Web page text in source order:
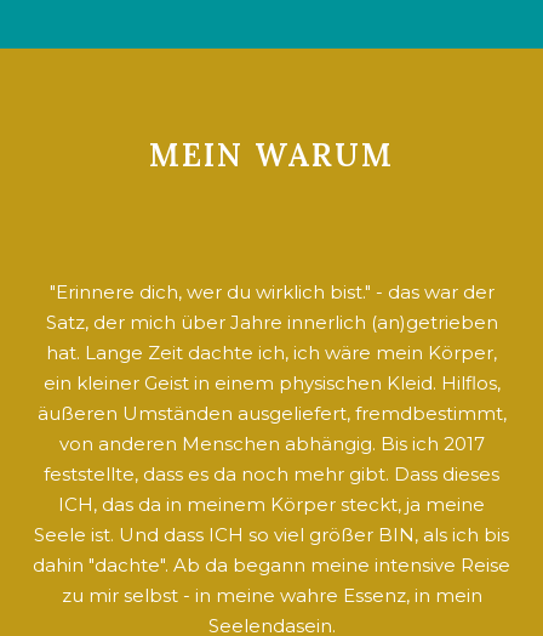
MEIN WARUM
"Erinnere dich, wer du wirklich bist." - das war der
Satz, der mich über Jahre innerlich (an)getrieben
hat. Lange Zeit dachte ich, ich wäre mein Körper,
ein kleiner Geist in einem physischen Kleid. Hilflos,
äußeren Umständen ausgeliefert, fremdbestimmt,
von anderen Menschen abhängig. Bis ich 2017
feststellte, dass es da noch mehr gibt. Dass dieses
ICH, das da in meinem Körper steckt, ja meine
Seele ist. Und dass ICH so viel größer BIN, als ich bis
dahin "dachte". Ab da begann meine intensive Reise
zu mir selbst - in meine wahre Essenz, in mein
Seelendasein.